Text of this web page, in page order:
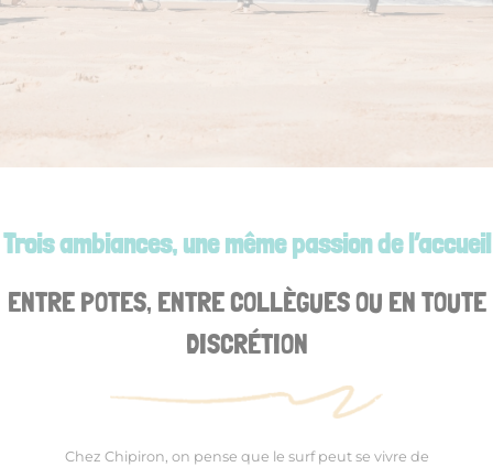
Trois ambiances, une même passion de l’accueil
ENTRE POTES, ENTRE COLLÈGUES OU EN TOUTE
DISCRÉTION
Chez Chipiron, on pense que le surf peut se vivre de